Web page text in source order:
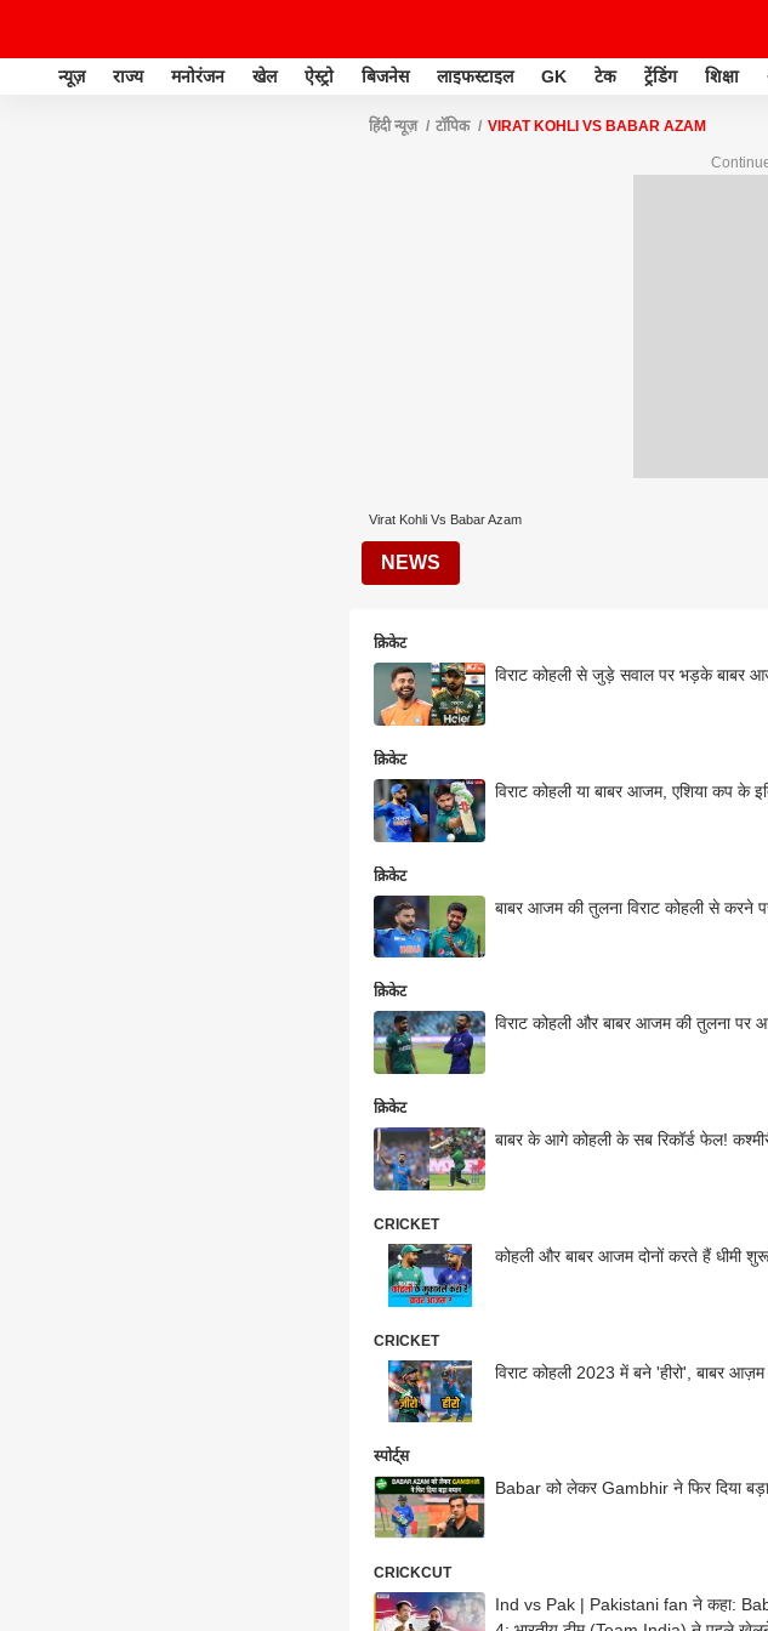
न्यूज़ राज्य मनोरंजन खेल ऐस्ट्रो बिजनेस लाइफस्टाइल GK टेक ट्रेंडिंग शिक्षा
हिंदी न्यूज़ टॉपिक VIRAT KOHLI VS BABAR AZAM
Virat Kohli Vs Babar Azam
NEWS
क्रिकेट
विराट कोहली से जुड़े सवाल पर भड़के बाबर
क्रिकेट
विराट कोहली या बाबर आजम, एशिया कप के
क्रिकेट
बाबर आजम की तुलना विराट कोहली से करने
क्रिकेट
विराट कोहली और बाबर आजम की तुलना पर
क्रिकेट
बाबर के आगे कोहली के सब रिकॉर्ड फेल!
CRICKET
कोहली और बाबर आजम दोनों करते हैं धीमी
CRICKET
विराट कोहली 2023 में बने 'हीरो', बाबर
स्पोर्ट्स
Babar को लेकर Gambhir ने फिर दिया
CRICKCUT
Ind vs Pak | Pakistani fan ने कहा: